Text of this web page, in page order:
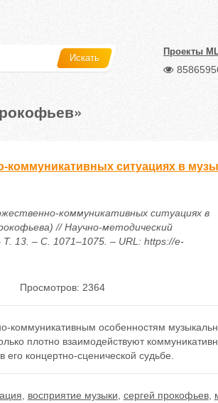
Искать
Проекты
ситуациях в
коммуникативных ситуациях в
// Научно-методический
13. – С. 1071–1075. – URL: https://e-
Просмотров: 2364
коммуникативным особенностям
плотно взаимодействуют
концертно-сценической судьбе.
восприятие музыки сергей прокофьев,